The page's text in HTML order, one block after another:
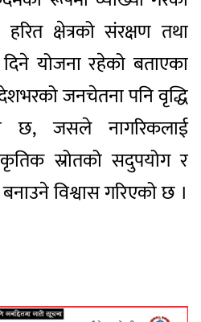
क्षेत्रको संरक्षण तथा
दिने योजना रहेको बताएका
जनचेतना पनि वृद्धि
छ, जसले नागरिकलाई
स्रोतको सदुपयोग र
विश्वास गरिएको छ ।